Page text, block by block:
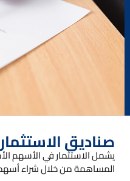
صناديق
يشمل الاستثمار في الأسهم
المساهمة من خلال شراء